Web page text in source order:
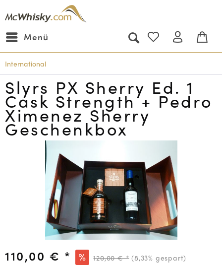
Menü
International
Slyrs PX Sherry Ed. 1
Cask Strength + Pedro
Ximenez Sherry
Geschenkbox
110,00 € * 120,00 € * (8,33% gespart)